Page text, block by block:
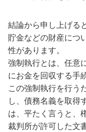
結論から申し上げる
貯金などの財産につ
性があります。
強制執行とは、任意
にお金を回収する手
この強制執行を行う
し、債務名義を取得
は、平たく言うと、
裁判所が許可した文